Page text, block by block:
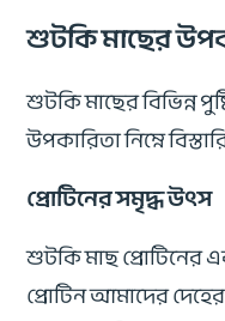
শুটকি মাছের
শুটকি মাছের বিভিন্ন
উপকারিতা নিম্নে
প্রোটিনের সমৃদ্ধ উৎস
শুটকি মাছ প্রোটিনের
প্রোটিন আমাদের